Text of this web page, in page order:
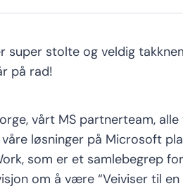
super stolte og veldig
på rad!
vårt MS partnerteam,
løsninger på Microsoft
som er et samlebegrep
om å være“Veiviser til en